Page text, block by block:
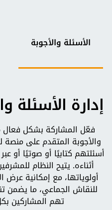
الأسئلة والأجوبة
إدارة الأسئلة
فعّل المشاركة بشكل فعال
والأجوبة المتقدم على
أسئلتهم كتابيًا أو صوتيًا أو
أثناءه. يتيح النظام
أولوياتها، مع إمكانية عرض
للنقاش الجماعي، ما يضمن
تهم المشاركين